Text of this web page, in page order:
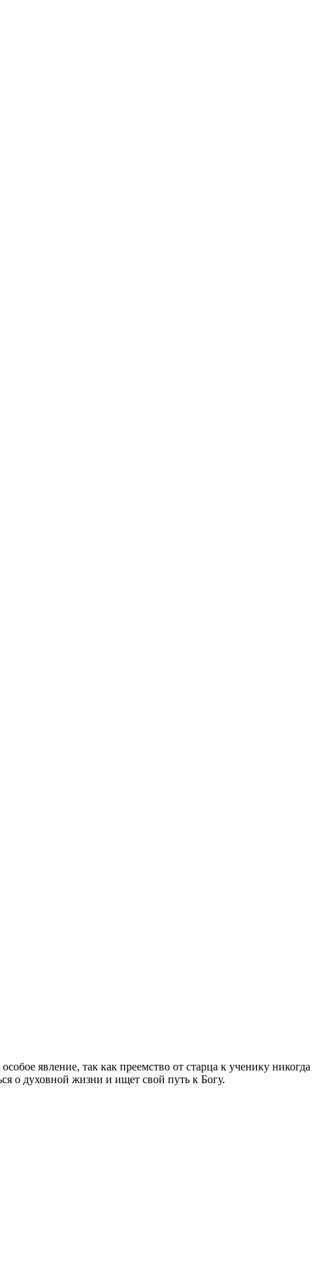
явление, так как преемство от старца к ученику никогда
о духовной жизни и ищет свой путь к Богу.